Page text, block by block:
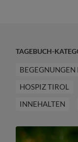
TAGEBUCH-
HOSPIZ TIROL
INNEHALTEN